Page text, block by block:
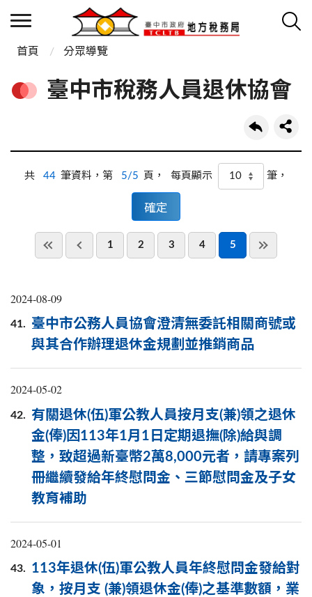
首頁 分眾導覽
臺中市稅務人員退休協會
共 44 筆資料，第 5/5 頁， 每頁顯示 筆，
1 2 3 4 5
2024-08-09
41.
臺中市公務人員協會澄清無委託相關商號或
與其合作辦理退休金規劃並推銷商品
2024-05-02
42.
有關退休(伍)軍公教人員按月支(兼)領之退休
金(俸)因113年1月1日定期退撫(除)給與調
整，致超過新臺幣2萬8,000元者，請專案列
冊繼續發給年終慰問金、三節慰問金及子女
教育補助
2024-05-01
43.
113年退休(伍)軍公教人員年終慰問金發給對
象，按月支 (兼)領退休金(俸)之基準數額，業